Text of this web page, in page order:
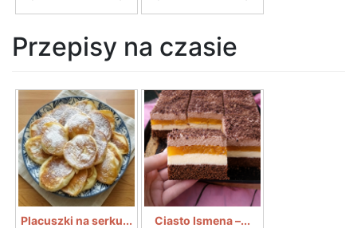
Przepisy na czasie
Placuszki na serku... Ciasto Ismena –...